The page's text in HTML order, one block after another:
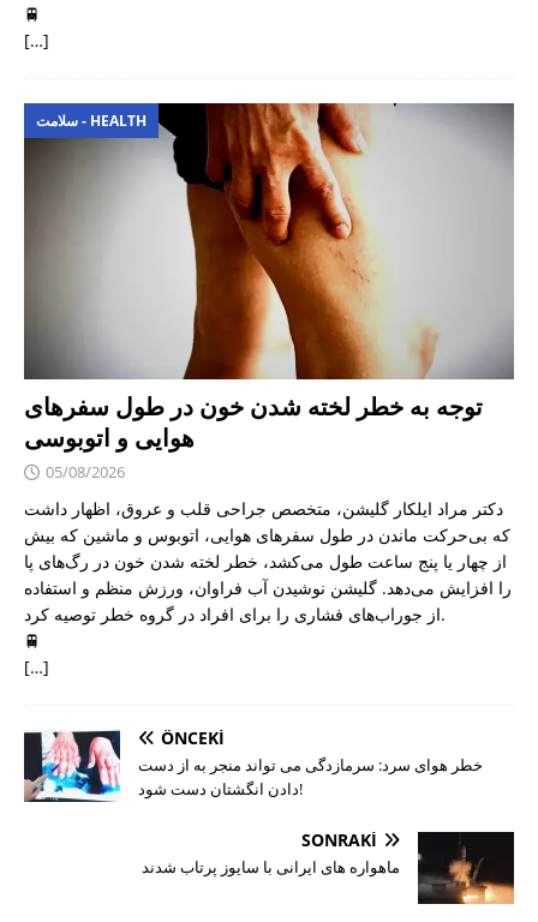
🚆
[…]
سلامت - HEALTH
توجه به خطر لخته شدن خون در طول سفرهای
هوایی و اتوبوسی
05/08/2026
دکتر مراد ایلکار گلیشن، متخصص جراحی قلب و عروق، اظهار داشت
که بی‌حرکت ماندن در طول سفرهای هوایی، اتوبوس و ماشین که بیش
از چهار یا پنج ساعت طول می‌کشد، خطر لخته شدن خون در رگ‌های پا
را افزایش می‌دهد. گلیشن نوشیدن آب فراوان، ورزش منظم و استفاده
از جوراب‌های فشاری را برای افراد در گروه خطر توصیه کرد.
🚆
[…]
ÖNCEKI
خطر هوای سرد: سرمازدگی می تواند منجر به از دست
دادن انگشتان دست شود!
SONRAKI
ماهواره های ایرانی با سایوز پرتاب شدند